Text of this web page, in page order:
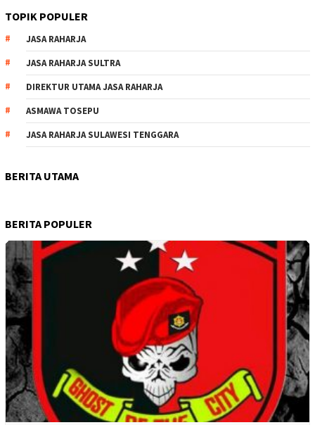
TOPIK POPULER
JASA RAHARJA
JASA RAHARJA SULTRA
DIREKTUR UTAMA JASA RAHARJA
ASMAWA TOSEPU
JASA RAHARJA SULAWESI TENGGARA
BERITA UTAMA
BERITA POPULER